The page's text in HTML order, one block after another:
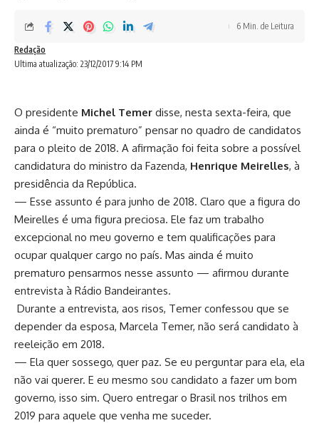
Ultima atualização: 23/12/2017 9:14 PM
Redação
6 Min. de Leitura
O presidente Michel Temer disse, nesta sexta-feira, que
ainda é “muito prematuro” pensar no quadro de candidatos
para o pleito de 2018. A afirmação foi feita sobre a possível
candidatura do ministro da Fazenda, Henrique Meirelles, à
presidência da República.
— Esse assunto é para junho de 2018. Claro que a figura do
Meirelles é uma figura preciosa. Ele faz um trabalho
excepcional no meu governo e tem qualificações para
ocupar qualquer cargo no país. Mas ainda é muito
prematuro pensarmos nesse assunto — afirmou durante
entrevista à Rádio Bandeirantes.
Durante a entrevista, aos risos, Temer confessou que se
depender da esposa, Marcela Temer, não será candidato à
reeleição em 2018.
— Ela quer sossego, quer paz. Se eu perguntar para ela, ela
não vai querer. E eu mesmo sou candidato a fazer um bom
governo, isso sim. Quero entregar o Brasil nos trilhos em
2019 para aquele que venha me suceder.